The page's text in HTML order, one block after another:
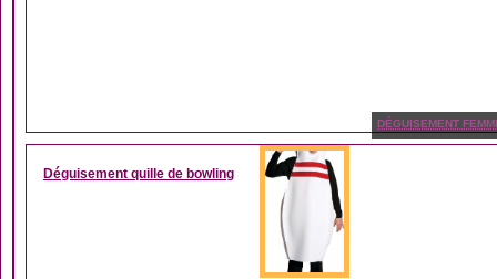
DÉGUISEMENT
Déguisement quille de bowling